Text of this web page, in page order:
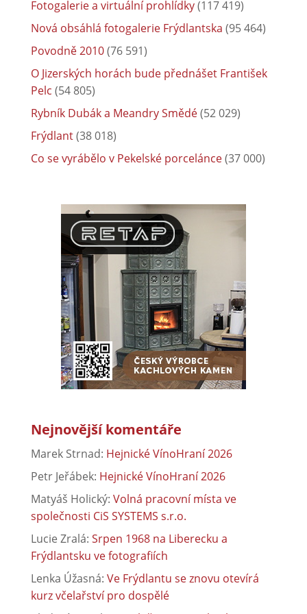
Fotogalerie a virtuální prohlídky(117 419)
Nová obsáhlá fotogalerie Frýdlantska (95 464)
Povodně 2010(76 591)
O Jizerských horách bude přednášet František
Pelc (54 805)
Rybník Dubák a Meandry Smědé(52 029)
Frýdlant(38 018)
Co se vyrábělo v Pekelské porcelánce(37 000)
Nejnovější komentáře
Marek Strnad: Hejnické VínoHraní 2026
Petr Jeřábek: Hejnické VínoHraní 2026
Matyáš Holický: Volná pracovní místa ve
společnosti CiS SYSTEMS s.r.o.
Lucie Zralá: Srpen 1968 na Liberecku a
Frýdlantsku ve fotografiích
Lenka Úžasná: Ve Frýdlantu se znovu otevírá
kurz včelařství pro dospělé